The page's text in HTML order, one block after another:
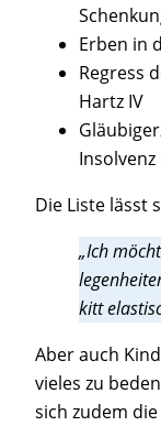
Erben in
Regress
Hartz IV
Die Lis­te lässt
„Ich
kitt
Aber auch
vie­les zu
sich zudem